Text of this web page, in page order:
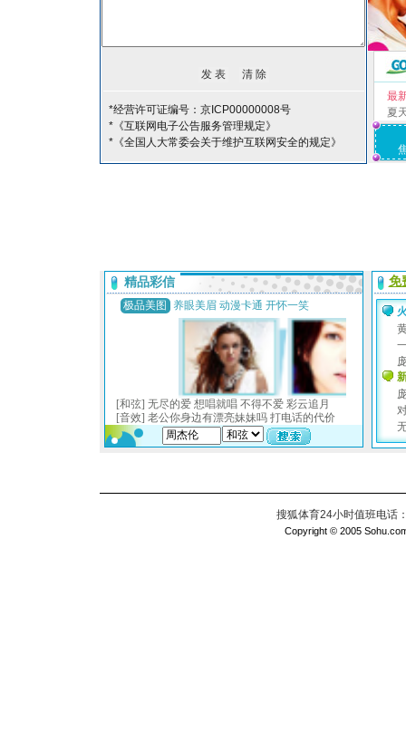
*经营许可证编号：京ICP00000008号
*《互联网电子公告服务管理规定》
*《全国人大常委会关于维护互联网安全的规定》
最
夏
搜狐体育24小时值班电话
Copyright © 2005